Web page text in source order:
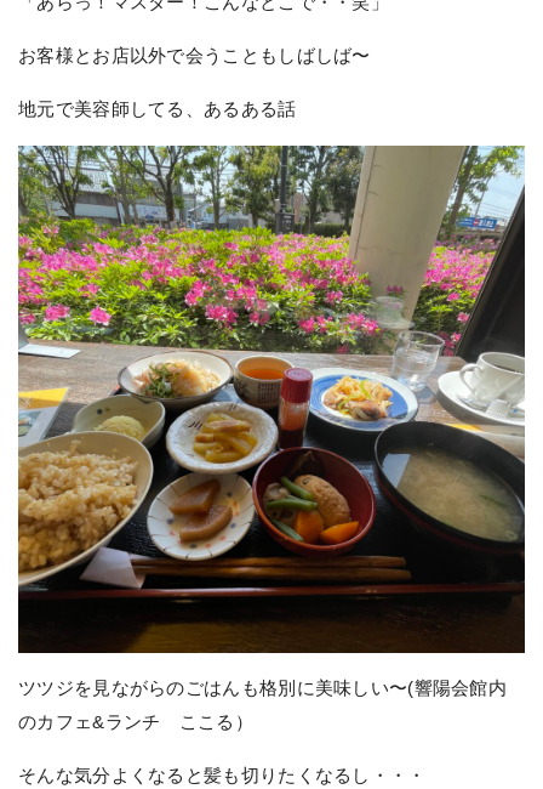
お客様とお店以外で会うこともしばしば〜
地元で美容師してる、あるある話
ツツジを見ながらのごはんも格別に美味しい〜(響陽会館内
のカフェ&ランチ ここる）
そんな気分よくなると髪も切りたくなるし・・・